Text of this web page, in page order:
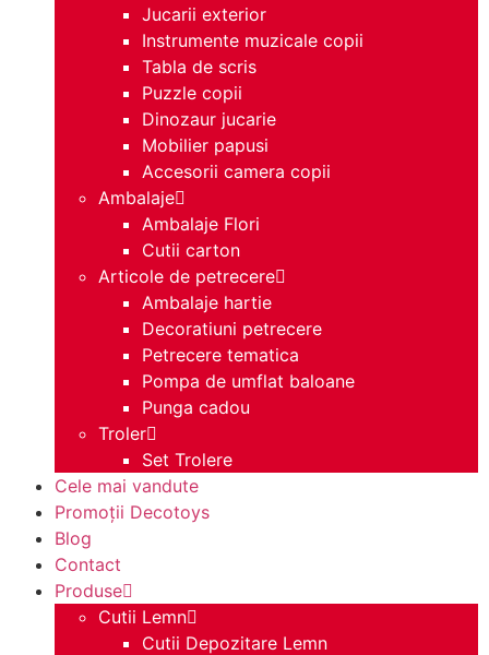
Jucarii exterior
Instrumente muzicale copii
Tabla de scris
Puzzle copii
Dinozaur jucarie
Mobilier papusi
Accesorii camera copii
Ambalaje
Ambalaje Flori
Cutii carton
Articole de petrecere
Ambalaje hartie
Decoratiuni petrecere
Petrecere tematica
Pompa de umflat baloane
Punga cadou
Troler
Set Trolere
Cele mai vandute
Promoții Decotoys
Blog
Contact
Produse
Cutii Lemn
Cutii Depozitare Lemn